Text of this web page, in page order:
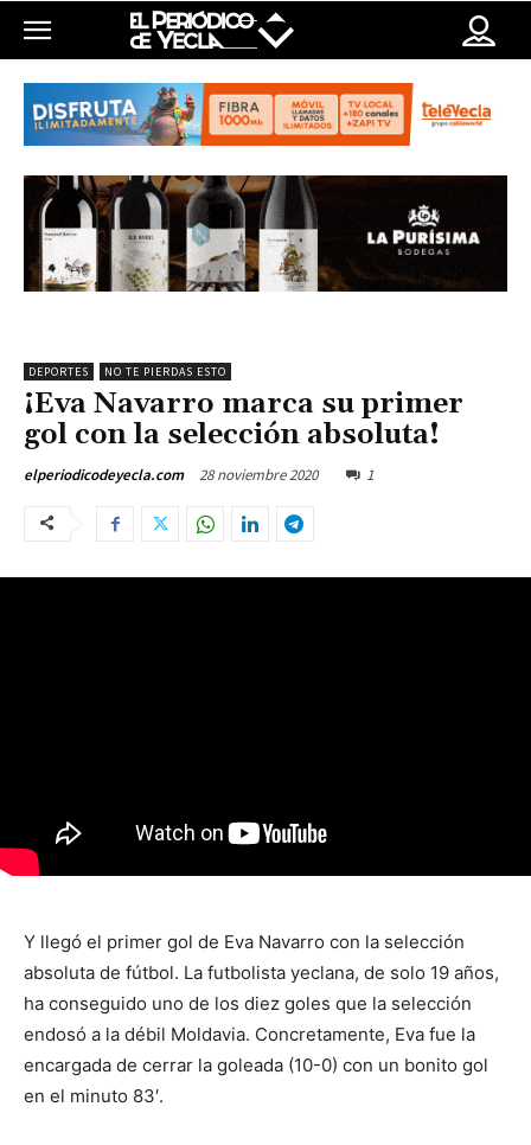
DEPORTES NO TE PIERDAS ESTO
¡Eva Navarro marca su primer
gol con la selección absoluta!
elperiodicodeyecla.com 28 noviembre 2020 1
Y llegó el primer gol de Eva Navarro con la selección
absoluta de fútbol. La futbolista yeclana, de solo 19 años,
ha conseguido uno de los diez goles que la selección
endosó a la débil Moldavia. Concretamente, Eva fue la
encargada de cerrar la goleada (10-0) con un bonito gol
en el minuto 83′.